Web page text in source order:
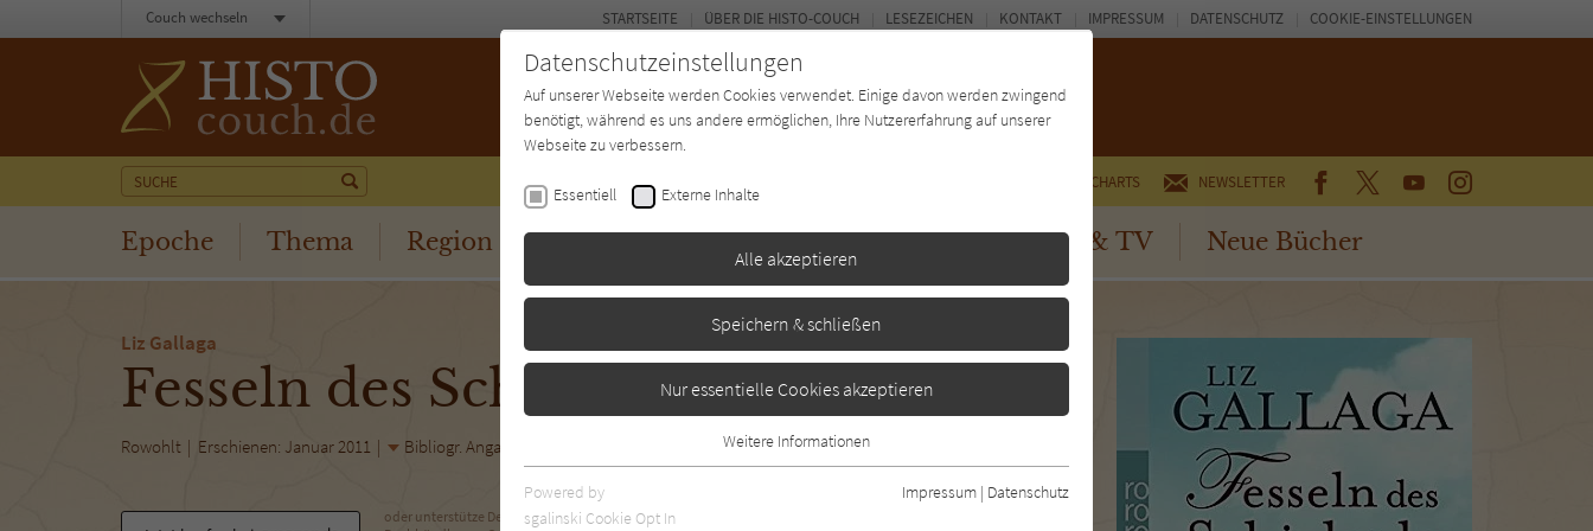
CHARTS NEWSLETTER FACEBOOKTWITTERYOUTUBEINSTAGRAM
Epoche Thema Region Buchtyp Autor*in Magazin Kino & TV Neue Bücher
STARTSEITE ÜBER DIE HISTO-COUCH LESEZEICHEN KONTAKT IMPRESSUM DATENSCHUTZ COOKIE-EINSTELLUNGEN
Couch wechseln
Liz Gallaga
Fesseln des Schicksals
Rowohlt Erschienen: Januar 2011 Bibliogr. Angaben
oder unterstütze Deinen
Datenschutzeinstellungen
Auf unserer Webseite werden Cookies verwendet. Einige davon werden zwingend
benötigt, während es uns andere ermöglichen, Ihre Nutzererfahrung auf unserer
Webseite zu verbessern.
Essentiell Externe Inhalte
Alle akzeptieren
Speichern & schließen
Nur essentielle Cookies akzeptieren
Essentielle Cookies werden für grundlegende Funktionen der Webseite
benötigt. Dadurch ist gewährleistet, dass die Webseite einwandfrei
Weitere Informationen
Powered by
sgalinski Cookie Opt In
Impressum | Datenschutz